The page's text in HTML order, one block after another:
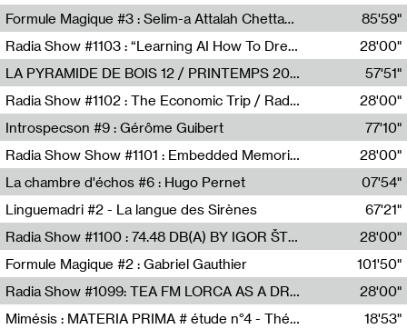
Nathalie Lacroix
Formule Magique #3 : Selim-a Attalah Chettaoui
Nathalie Lacroix,Selim-a Attalah Chettaoui
85'59"
Radia Show #1103 : “Learning AI How To Dream” by Sebastian Dingens (Radio Campus Bruxelles)
Radio Campus Bruxelles
28'00"
LA PYRAMIDE DE BOIS 12 / PRINTEMPS 2026
Sammy Stein
57'51"
Radia Show #1102 : The Economic Trip / Radio Grenouille
Radio Grenouille
28'00"
Introspecson #9 : Gérôme Guibert
Pierre Henry,Gérôme Guibert
77'10"
Radia Show Show #1101 : Embedded Memories by Jimmy Peggie / radioart106
Jimmy Peggie,radioart106
28'00"
La chambre d'échos #6 : Hugo Pernet
Revue Les Chambres,Hugo Pernet
07'54"
Linguemadri #2 - La langue des Sirènes
Meris Angioletti
67'21"
Radia Show #1100 : 74.48 DB(A) BY IGOR ŠTROMAJER FOR RADIO X
radio x
28'00"
Formule Magique #2 : Gabriel Gauthier
Nathalie Lacroix,Gabriel Gauthier
101'50"
Radia Show #1099: TEA FM LORCA AS A DREAM
TEAFM
28'00"
Mimésis : MATERIA PRIMA # étude n°4 - Théâtre de l’Aquarium
18'53"